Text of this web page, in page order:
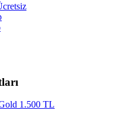
1.500 TL